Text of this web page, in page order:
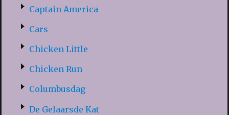
Captain America
Cars
Chicken Little
Chicken Run
Columbusdag
De Gelaarsde Kat